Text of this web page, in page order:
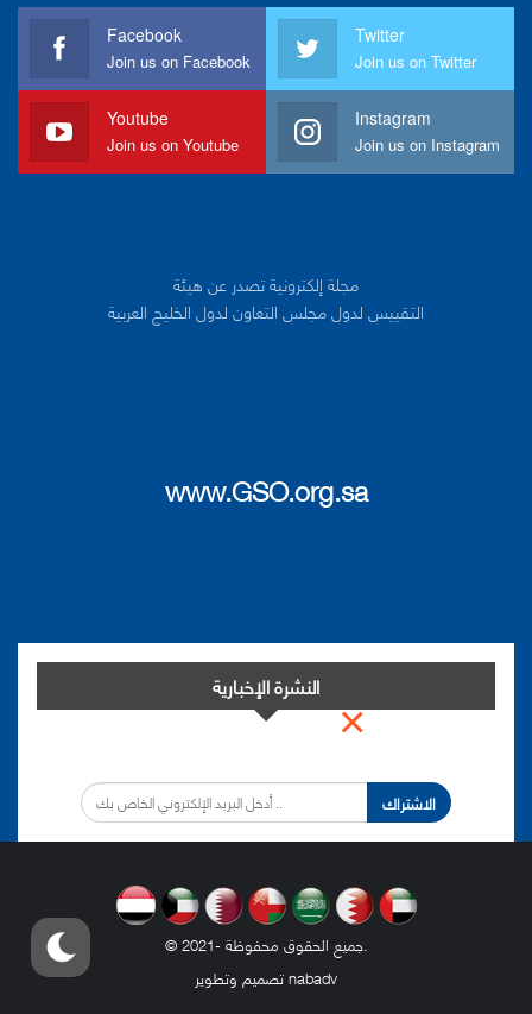
Facebook
Join us on Facebook
Twitter
Join us on Twitter
Youtube
Join us on Youtube
Instagram
Join us on Instagram
مجلة إلكترونية تصدر عن هيئة
التقييس لدول مجلس التعاون لدول الخليج العربية
www.GSO.org.sa
النشرة الإخبارية
الاشتراك
© 2021- جميع الحقوق محفوظة.
nabadv
×